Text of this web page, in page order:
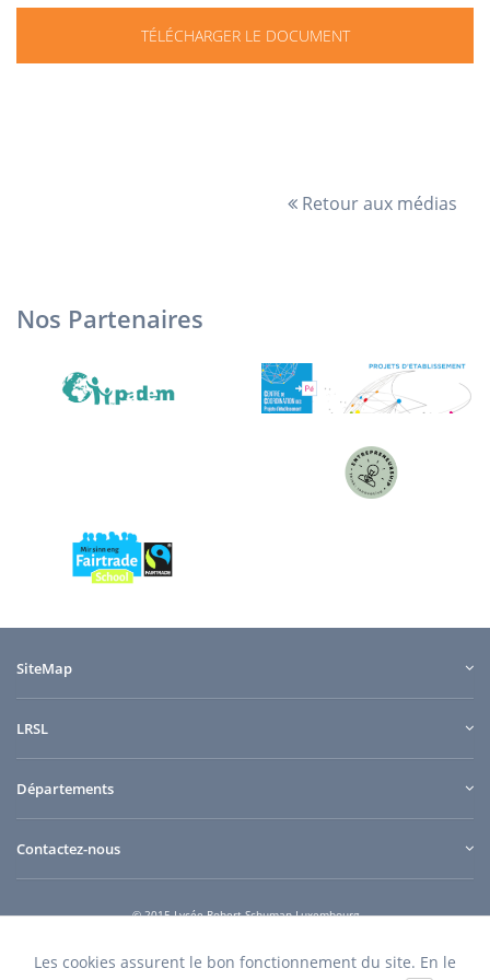
TÉLÉCHARGER LE DOCUMENT
Retour aux médias
Nos Partenaires
SiteMap
LRSL
Départements
Contactez-nous
© 2015 Lycée Robert Schuman Luxembourg
Conception et design e-connect powered byQuilium
Les cookies assurent le bon fonctionnement du site. En le